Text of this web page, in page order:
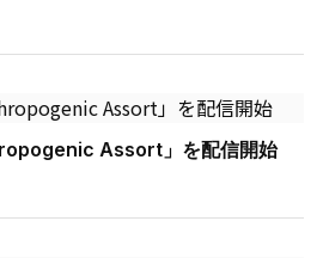
Assort」を配信開始